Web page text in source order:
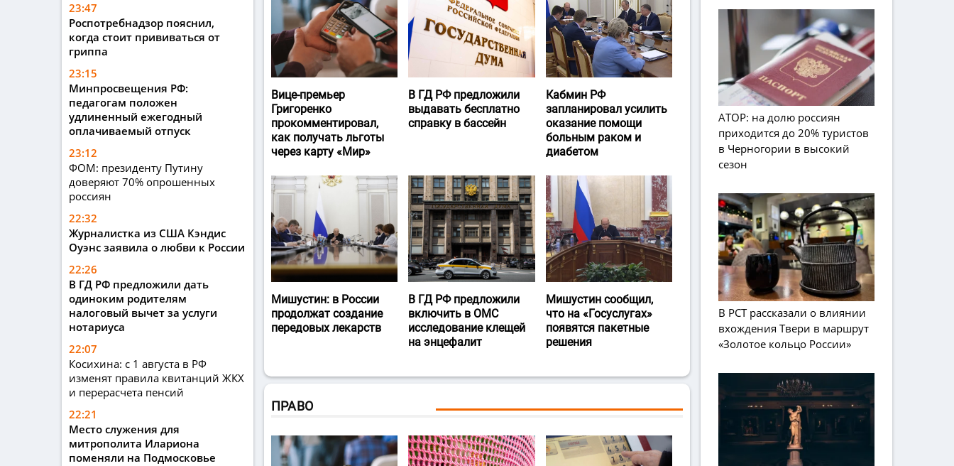
23:47
Роспотребнадзор пояснил,
когда стоит прививаться от
гриппа
23:15
Минпросвещения РФ:
педагогам положен
удлиненный ежегодный
оплачиваемый отпуск
23:12
ФОМ: президенту Путину
доверяют 70% опрошенных
россиян
22:32
Журналистка из США Кэндис
Оуэнс заявила о любви к России
22:26
В ГД РФ предложили дать
одиноким родителям
налоговый вычет за услуги
нотариуса
22:07
Косихина: с 1 августа в РФ
изменят правила квитанций ЖКХ
и перерасчета пенсий
22:21
Место служения для
митрополита Илариона
поменяли на Подмосковье
Вице-премьер
Григоренко
прокомментировал,
как получать льготы
через карту «Мир»
В ГД РФ предложили
выдавать бесплатно
справку в бассейн
Кабмин РФ
запланировал усилить
оказание помощи
больным раком и
диабетом
Мишустин: в России
продолжат создание
передовых лекарств
В ГД РФ предложили
включить в ОМС
исследование клещей
на энцефалит
Мишустин сообщил,
что на «Госуслугах»
появятся пакетные
решения
ПРАВО
АТОР: на долю россиян
приходится до 20% туристов
в Черногории в высокий
сезон
В РСТ рассказали о влиянии
вхождения Твери в маршрут
«Золотое кольцо России»